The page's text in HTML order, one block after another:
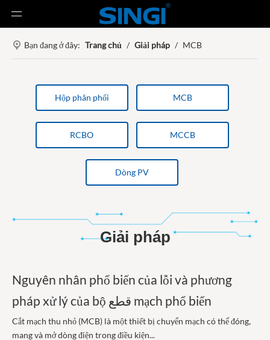
Bạn đang ở đây: Trang chủ / Giải pháp / MCB
Hộp phân phối MCB
RCBO MCCB
Dòng PV
Giải pháp
Nguyên nhân phổ biến của lỗi và phương
pháp xử lý của bộ قطع mạch phổ biến
Cắt mạch thu nhỏ (MCB) là một thiết bị chuyển mạch có thể đóng,
mang và mở dòng điện trong điều kiện...